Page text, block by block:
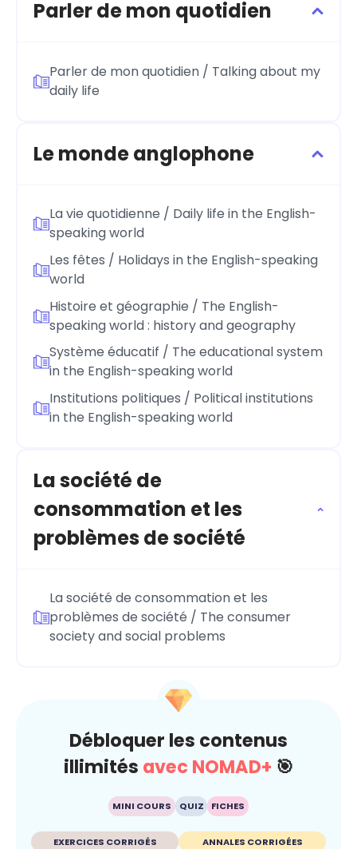
Parler de mon quotidien
Parler de mon quotidien / Talking about my
daily life
Le monde anglophone
La vie quotidienne / Daily life in the English-
speaking world
Les fêtes / Holidays in the English-speaking
world
Histoire et géographie / The English-
speaking world : history and geography
Système éducatif / The educational system
in the English-speaking world
Institutions politiques / Political institutions
in the English-speaking world
La société de
consommation et les
problèmes de société
La société de consommation et les
problèmes de société / The consumer
society and social problems
Débloquer les contenus
illimités avec NOMAD+ 🎯
MINI COURS QUIZ FICHES
EXERCICES CORRIGÉS ANNALES CORRIGÉES